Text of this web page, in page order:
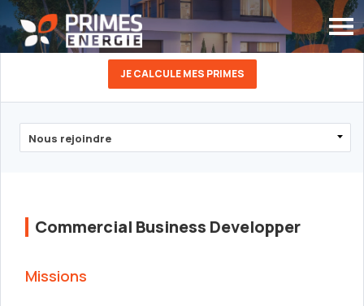
JE CALCULE MES PRIMES
Commercial Business Developper
Missions